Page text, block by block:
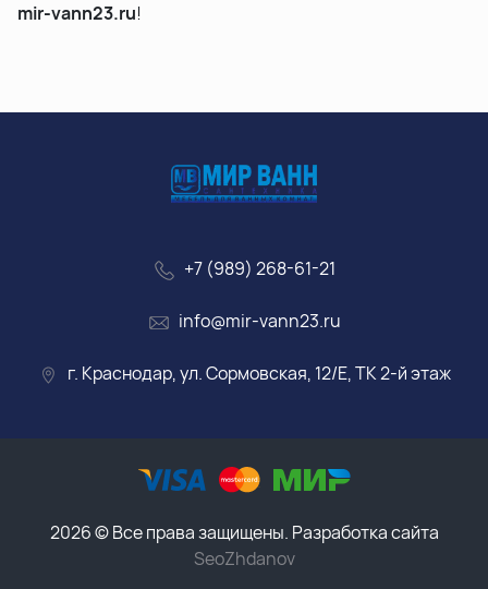
mir-vann23.ru!
+7 (989) 268-61-21
info@mir-vann23.ru
г. Краснодар, ул. Сормовская, 12/Е, ТК 2-й этаж
2026 © Все права защищены. Разработка сайта
SeoZhdanov